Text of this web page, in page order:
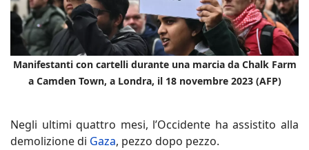
Manifestanti con cartelli durante una marcia da Chalk Farm
a Camden Town, a Londra, il 18 novembre 2023 (AFP)
Negli ultimi quattro mesi, l’Occidente ha assistito alla
demolizione di Gaza, pezzo dopo pezzo.